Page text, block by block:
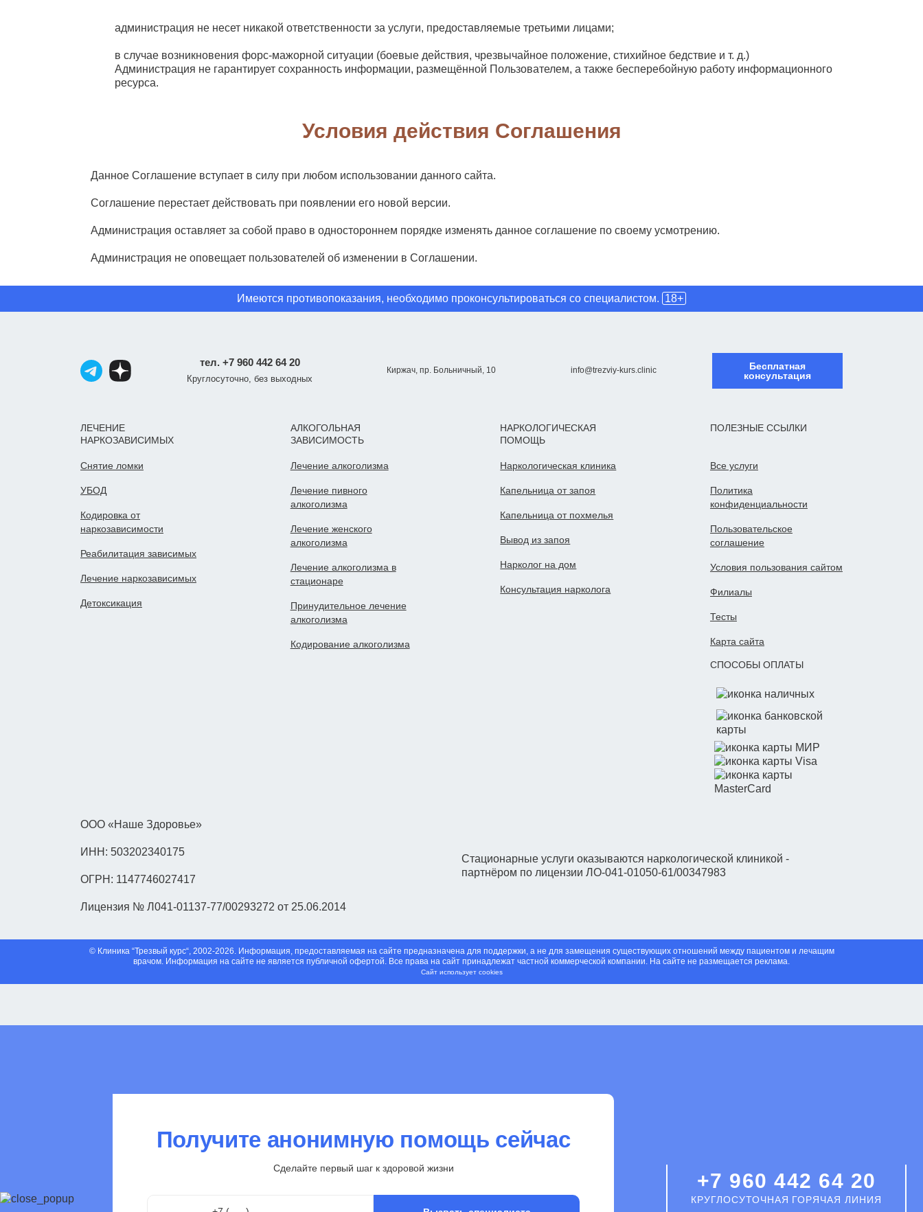
администрация не несет никакой ответственности за услуги, предоставляемые третьими лицами;
в случае возникновения форс-мажорной ситуации (боевые действия, чрезвычайное положение, стихийное бедствие и т. д.)
Администрация не гарантирует сохранность информации, размещённой Пользователем, а также бесперебойную работу информационного
ресурса.
Условия действия Соглашения
Данное Соглашение вступает в силу при любом использовании данного сайта.
Соглашение перестает действовать при появлении его новой версии.
Администрация оставляет за собой право в одностороннем порядке изменять данное соглашение по своему усмотрению.
Администрация не оповещает пользователей об изменении в Соглашении.
Имеются противопоказания, необходимо проконсультироваться со специалистом. 18+
тел. +7 960 442 64 20
Круглосуточно, без выходных
Киржач, пр. Больничный, 10 info@trezviy-kurs.clinic
Бесплатная
консультация
ЛЕЧЕНИЕ
НАРКОЗАВИСИМЫХ
Снятие ломки
УБОД
Кодировка от
наркозависимости
Реабилитация зависимых
Лечение наркозависимых
Детоксикация
АЛКОГОЛЬНАЯ
ЗАВИСИМОСТЬ
Лечение алкоголизма
Лечение пивного
алкоголизма
Лечение женского
алкоголизма
Лечение алкоголизма в
стационаре
Принудительное лечение
алкоголизма
Кодирование алкоголизма
НАРКОЛОГИЧЕСКАЯ
ПОМОЩЬ
Наркологическая клиника
Капельница от запоя
Капельница от похмелья
Вывод из запоя
Нарколог на дом
Консультация нарколога
ПОЛЕЗНЫЕ ССЫЛКИ
Все услуги
Политика
конфиденциальности
Пользовательское
cоглашение
Условия пользования сайтом
Филиалы
Тесты
Карта сайта
СПОСОБЫ ОПЛАТЫ
ООО «Наше Здоровье»
ИНН: 503202340175
ОГРН: 1147746027417
Лицензия № Л041-01137-77/00293272 от 25.06.2014
Стационарные услуги оказываются наркологической клиникой -
партнёром по лицензии ЛО-041-01050-61/00347983
© Клиника “Трезвый курс“, 2002-2026. Информация, предоставляемая на сайте предназначена для поддержки, а не для замещения существующих отношений между пациентом и лечащим
врачом. Информация на сайте не является публичной офертой. Все права на сайт принадлежат частной коммерческой компании. На сайте не размещается реклама.
Сайт использует cookies
Получите анонимную помощь сейчас
Сделайте первый шаг к здоровой жизни
+7 960 442 64 20
КРУГЛОСУТОЧНАЯ ГОРЯЧАЯ ЛИНИЯ